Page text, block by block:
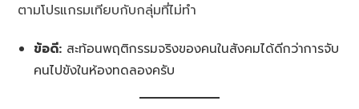
ตามโปรแกรมเทียบกับกลุ่มที่ไม่ทำ
ข้อดี: สะท้อนพฤติกรรมจริงของคนในสังคมได้ดีกว่าการจับ
คนไปขังในห้องทดลองครับ